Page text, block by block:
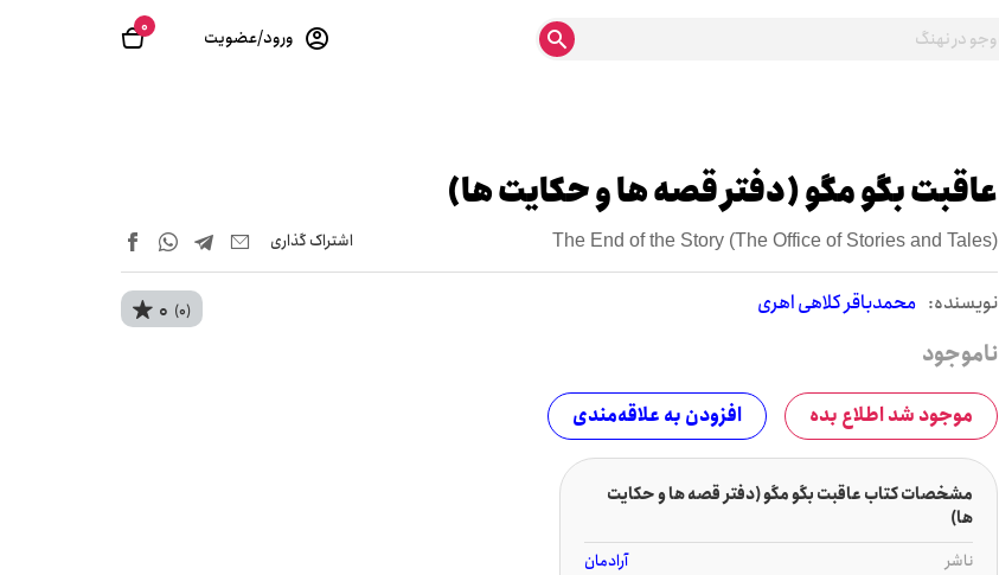
0 ورود/عضویت
عاقبت بگو مگو (دفتر قصه ها و حکایت ها)
The End of the Story (The Office of Stories and Tales) اشتراک‌ گذاری
نويسنده: محمدباقر کلاهی اهری 0 (0)
ناموجود
موجود شد اطلاع بده افزودن به علاقه‌مندی
مشخصات کتاب عاقبت بگو مگو (دفتر قصه ها و حکایت
ها)
ناشر
آرادمان